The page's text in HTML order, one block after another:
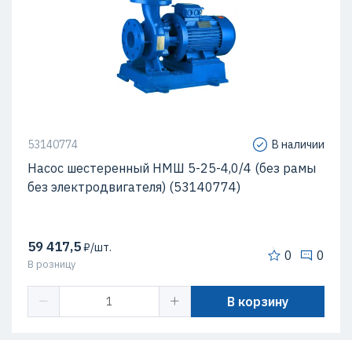
53140774 В наличии
Насос шестеренный НМШ 5-25-4,0/4 (без рамы
без электродвигателя) (53140774)
59 417,5₽/шт.
В розницу
0 0
В корзину